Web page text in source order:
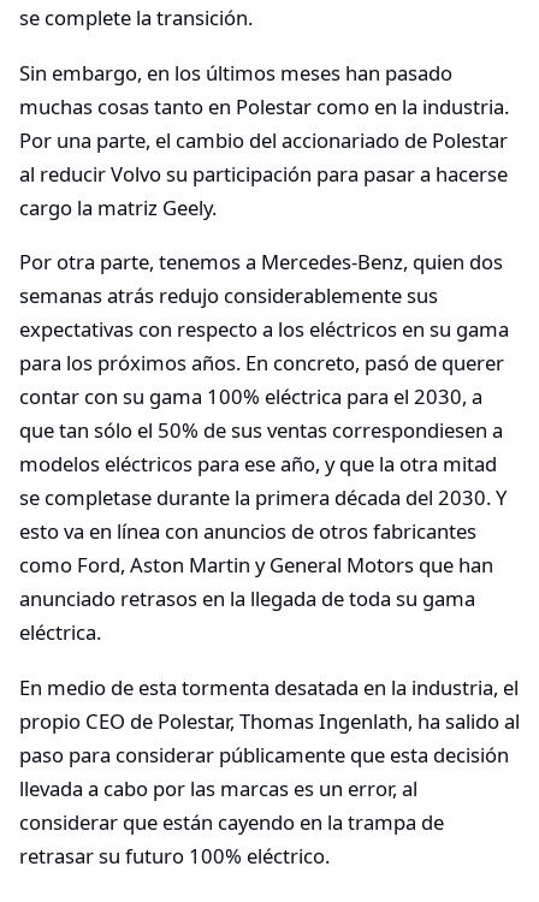
se complete la transición.
Sin embargo, en los últimos meses han pasado
muchas cosas tanto en Polestar como en la industria.
Por una parte, el cambio del accionariado de Polestar
al reducir Volvo su participación para pasar a hacerse
cargo la matriz Geely.
Por otra parte, tenemos a Mercedes-Benz, quien dos
semanas atrás redujo considerablemente sus
expectativas con respecto a los eléctricos en su gama
para los próximos años. En concreto, pasó de querer
contar con su gama 100% eléctrica para el 2030, a
que tan sólo el 50% de sus ventas correspondiesen a
modelos eléctricos para ese año, y que la otra mitad
se completase durante la primera década del 2030. Y
esto va en línea con anuncios de otros fabricantes
como Ford, Aston Martin y General Motors que han
anunciado retrasos en la llegada de toda su gama
eléctrica.
En medio de esta tormenta desatada en la industria, el
propio CEO de Polestar, Thomas Ingenlath, ha salido al
paso para considerar públicamente que esta decisión
llevada a cabo por las marcas es un error, al
considerar que están cayendo en la trampa de
retrasar su futuro 100% eléctrico.